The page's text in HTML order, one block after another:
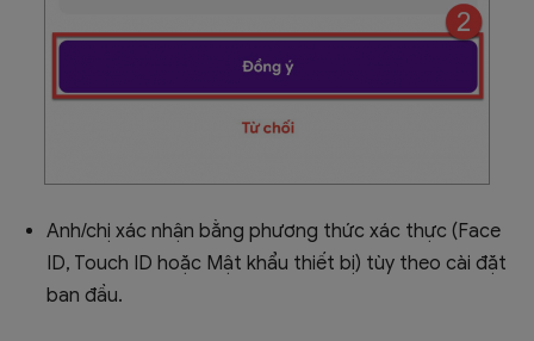
Anh/chị xác nhận bằng phương thức xác thực (Face
ID, Touch ID hoặc Mật khẩu thiết bị) tùy theo cài đặt
ban đầu.